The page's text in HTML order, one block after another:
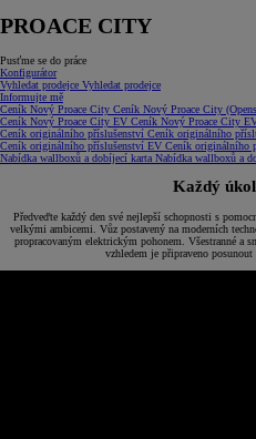
PROACE CITY
Pusťme se do práce
Konfigurátor
Vyhledat prodejce Vyhledat prodejce
Informujte mě
Ceník Nový Proace City Ceník Nový Proace City
Ceník Nový Proace City EV Ceník Nový Proace City
Ceník originálního příslušenství Ceník originálního
Ceník originálního příslušenství EV Ceník originálního
Nabídka wallboxů a dobíjecí karta Nabídka wallboxů a
Každý
Předveďte každý den své nejlepší schopnosti s
velkými ambicemi. Vůz postavený na moderních
propracovaným elektrickým pohonem. Všestranné a
vzhledem je připraveno